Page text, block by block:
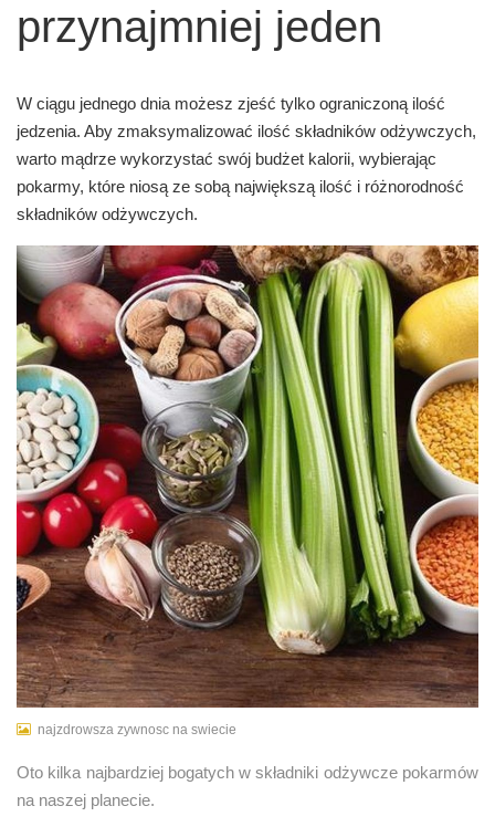
przynajmniej jeden
W ciągu jednego dnia możesz zjeść tylko ograniczoną ilość
jedzenia. Aby zmaksymalizować ilość składników odżywczych,
warto mądrze wykorzystać swój budżet kalorii, wybierając
pokarmy, które niosą ze sobą największą ilość i różnorodność
składników odżywczych.
najzdrowsza zywnosc na swiecie
Oto kilka najbardziej bogatych w składniki odżywcze pokarmów
na naszej planecie.